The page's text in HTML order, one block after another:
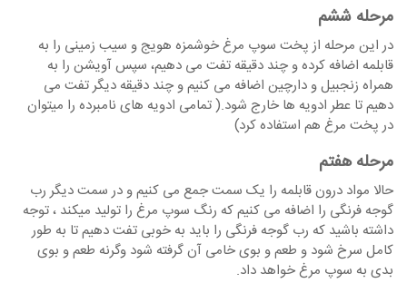
مرحله ششم
در این مرحله از پخت سوپ مرغ خوشمزه هویج و سیب زمینی را به
قابلمه اضافه کرده و چند دقیقه تفت می دهیم، سپس آویشن را به
همراه زنجبیل و دارچین اضافه می کنیم و چند دقیقه دیگر تفت می
دهیم تا عطر ادویه ها خارج شود.( تمامی ادویه های نامبرده را میتوان
در پخت مرغ هم استفاده کرد)
مرحله هفتم
حالا مواد درون قابلمه را یک سمت جمع می کنیم و در سمت دیگر رب
گوجه فرنگی را اضافه می کنیم که رنگ سوپ مرغ را تولید میکند ، توجه
داشته باشید که رب گوجه فرنگی را باید به خوبی تفت دهیم تا به طور
کامل سرخ شود و طعم و بوی خامی آن گرفته شود وگرنه طعم و بوی
بدی به سوپ مرغ خواهد داد.